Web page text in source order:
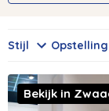
Stijl Opstelling
Bekijk in